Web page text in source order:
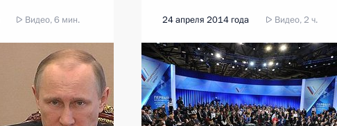
Видео, 6 мин. 24 апреля 2014 года Видео, 2 ч.